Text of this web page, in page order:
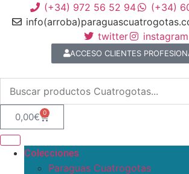
(+34) 972 56 52 94
(+34)
twitter
instagram
ACCESO CLIENTES
0,00€ 0
Colecciones
Paraguas Cuatrogotas